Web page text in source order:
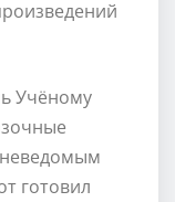
Учёному
готовил